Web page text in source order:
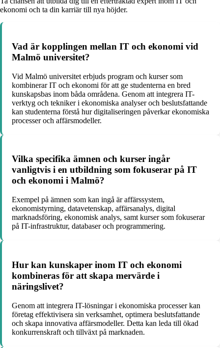
ekonomi och ta din karriär till nya höjder.
Vad är kopplingen mellan IT och ekonomi vid
Malmö universitet?
Vid Malmö universitet erbjuds program och kurser som
kombinerar IT och ekonomi för att ge studenterna en bred
kunskapsbas inom båda områdena. Genom att integrera IT-
verktyg och tekniker i ekonomiska analyser och beslutsfattande
kan studenterna förstå hur digitaliseringen påverkar ekonomiska
processer och affärsmodeller.
Vilka specifika ämnen och kurser ingår
vanligtvis i en utbildning som fokuserar på IT
och ekonomi i Malmö?
Exempel på ämnen som kan ingå är affärssystem,
ekonomistyrning, datavetenskap, affärsanalys, digital
marknadsföring, ekonomisk analys, samt kurser som fokuserar
på IT-infrastruktur, databaser och programmering.
Hur kan kunskaper inom IT och ekonomi
kombineras för att skapa mervärde i
näringslivet?
Genom att integrera IT-lösningar i ekonomiska processer kan
företag effektivisera sin verksamhet, optimera beslutsfattande
och skapa innovativa affärsmodeller. Detta kan leda till ökad
konkurrenskraft och tillväxt på marknaden.